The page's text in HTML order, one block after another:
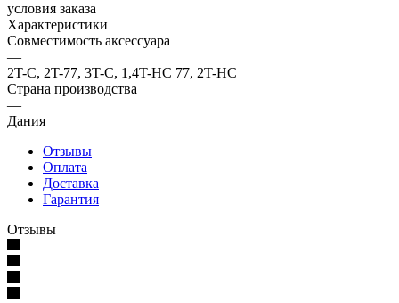
условия заказа
Характеристики
Совместимость аксессуара
—
2T-C, 2T-77, 3T-C, 1,4T-HC 77, 2T-HC
Страна производства
—
Дания
Отзывы
Оплата
Доставка
Гарантия
Отзывы